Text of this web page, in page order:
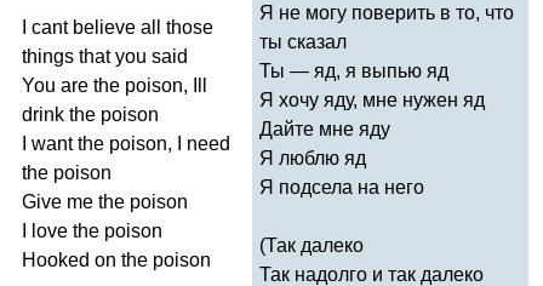
cant believe all
those
things that you said
You are the poison,
drink the poison
want the poison,
need
the poison
Give me the poison
love the poison
Hooked on the poison
Я не могу поверить в то, что
ты сказал
Ты — яд, я выпью яд
Я хочу яду, мне нужен яд
Дайте мне яду
Я люблю яд
Я подсела на него
(Так далеко
Так надолго и так далеко